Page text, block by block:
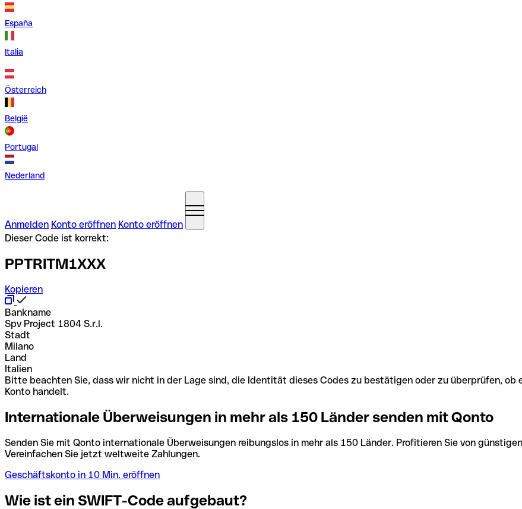
España
Italia
Österreich
België
Portugal
Nederland
Anmelden Konto eröffnen Konto eröffnen
Dieser Code ist korrekt:
PPTRITM1XXX
Kopieren
Bankname
Spv Project 1804 S.r.l.
Stadt
Milano
Land
Italien
Bitte beachten Sie, dass wir nicht in der Lage sind, die Identität dieses Codes zu bestätigen oder zu überprüfen, ob
Konto handelt.
Internationale Überweisungen in mehr als 150 Länder senden mit Qonto
Senden Sie mit Qonto internationale Überweisungen reibungslos in mehr als 150 Länder. Profitieren Sie von
Vereinfachen Sie jetzt weltweite Zahlungen.
Geschäftskonto in 10 Min. eröffnen
Wie ist ein SWIFT-Code aufgebaut?